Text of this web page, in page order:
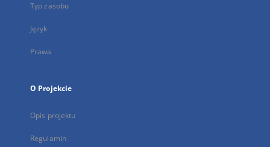
Typ zasobu
Język
Prawa
O Projekcie
Opis projektu
Regulamin